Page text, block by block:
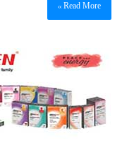
Read More »